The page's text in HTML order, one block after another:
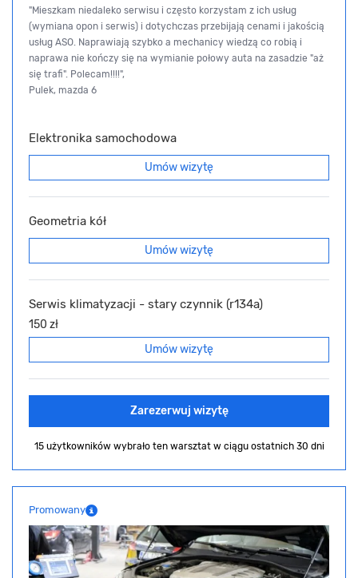
"Mieszkam niedaleko serwisu i często korzystam z ich usług
(wymiana opon i serwis) i dotychczas przebijają cenami i jakością
usług ASO. Naprawiają szybko a mechanicy wiedzą co robią i
naprawa nie kończy się na wymianie połowy auta na zasadzie "aż
się trafi". Polecam!!!!",
Pulek, mazda 6
Elektronika samochodowa
Umów wizytę
Geometria kół
Umów wizytę
Serwis klimatyzacji - stary czynnik (r134a)
150 zł
Umów wizytę
Zarezerwuj wizytę
15 użytkowników wybrało ten warsztat w ciągu ostatnich 30 dni
Promowany